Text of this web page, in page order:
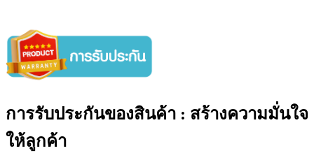
การรับประกันของสินค้า : สร้างความมั่นใจ
ให้ลูกค้า